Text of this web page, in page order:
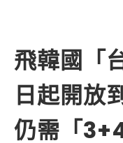
飛韓國「
日起開
仍需「3+4